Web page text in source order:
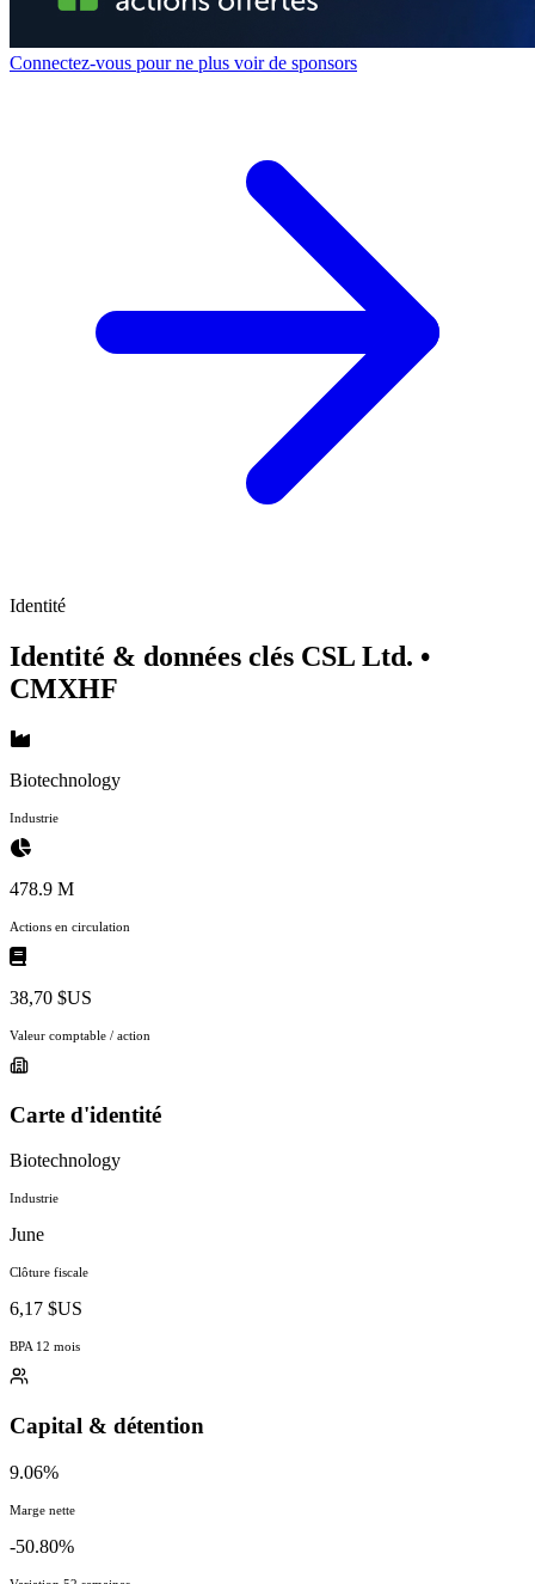
Connectez-vous pour ne plus voir de sponsors
Identité
Identité & données clés CSL Ltd. •
CMXHF
Biotechnology
Industrie
478.9 M
Actions en circulation
38,70 $US
Valeur comptable / action
Carte d'identité
Biotechnology
Industrie
June
Clôture fiscale
6,17 $US
BPA 12 mois
Capital & détention
9.06%
Marge nette
-50.80%